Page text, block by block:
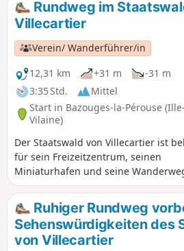
weniger alten Denkmälern, die von
menschlichen Aktivitäten im Laufe
Geschichte zeugen. Auf der
vorgeschlagenen Route können Sie
davon entdecken und mit etwas
die vierbeinigen Bewohner des
Dazu müssen Sie sich jedoch relativ
verhalten.
Rundweg im
Villecartier
Verein/ Wanderführer/in
12,31 km
+31 m
-31 m
3:35 Std.
Mittel
Start in Bazouges-la-Pérouse
Vilaine)
Der Staatswald von Villecartier ist
für sein Freizeitzentrum, seinen
Miniaturhafen und seine
ehemals königliche Wald hat eine
1000 ha. Er ist übersät mit mehr oder
weniger alten Denkmälern, die von
menschlichen Aktivitäten im Laufe
Geschichte zeugen. Auf der
Ruhiger Rundweg
Sehenswürdigkeiten des
von Villecartier